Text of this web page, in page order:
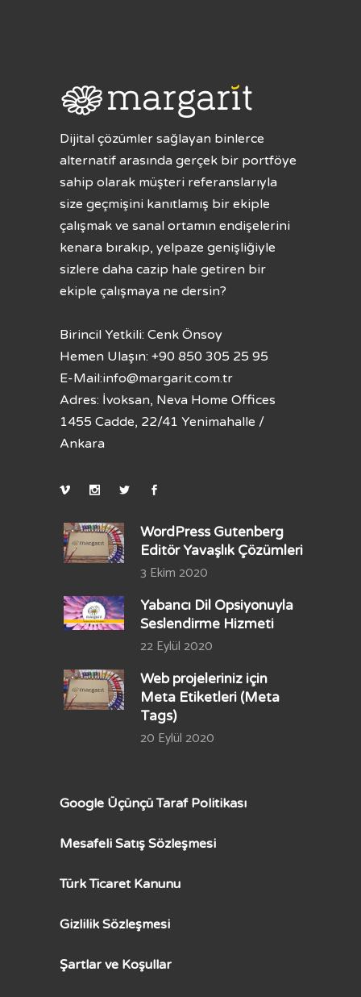
Dijital çözümler sağlayan binlerce
alternatif arasında gerçek bir portföye
sahip olarak müşteri referanslarıyla
size geçmişini kanıtlamış bir ekiple
çalışmak ve sanal ortamın endişelerini
kenara bırakıp, yelpaze genişliğiyle
sizlere daha cazip hale getiren bir
ekiple çalışmaya ne dersin?
Birincil Yetkili: Cenk Önsoy
Hemen Ulaşın: +90 850 305 25 95
E-Mail:info@margarit.com.tr
Adres: İvoksan, Neva Home Offices
1455 Cadde, 22/41 Yenimahalle /
Ankara
WordPress Gutenberg
Editör Yavaşlık Çözümleri
3 Ekim 2020
Yabancı Dil Opsiyonuyla
Seslendirme Hizmeti
22 Eylül 2020
Web projeleriniz için
Meta Etiketleri (Meta
Tags)
20 Eylül 2020
Google Üçünçü Taraf Politikası
Mesafeli Satış Sözleşmesi
Türk Ticaret Kanunu
Gizlilik Sözleşmesi
Şartlar ve Koşullar